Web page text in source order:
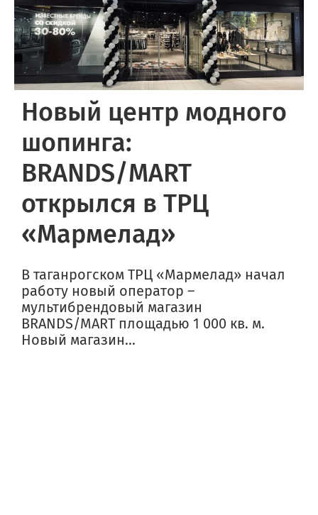
Новый центр модного
шопинга:
BRANDS/MART
открылся в ТРЦ
«Мармелад»
В таганрогском ТРЦ «Мармелад» начал
работу новый оператор –
мультибрендовый магазин
BRANDS/MART площадью 1 000 кв. м.
Новый магазин...